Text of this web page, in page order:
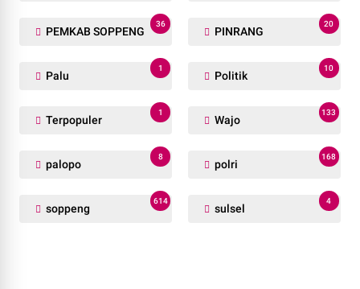
PEMKAB SOPPENG
36
PINRANG
20
Palu
1
Politik
10
Terpopuler
1
Wajo
133
palopo
8
polri
168
soppeng
614
sulsel
4